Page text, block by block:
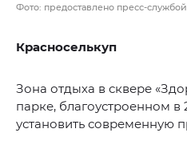
Фото: предоставлено пресс-
Красноселькуп
Зона отдыха в сквере
парке, благоустроенном в
установить современную